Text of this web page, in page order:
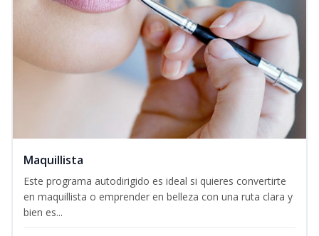
Maquillista
Este programa autodirigido es ideal si quieres convertirte
en maquillista o emprender en belleza con una ruta clara y
bien es...